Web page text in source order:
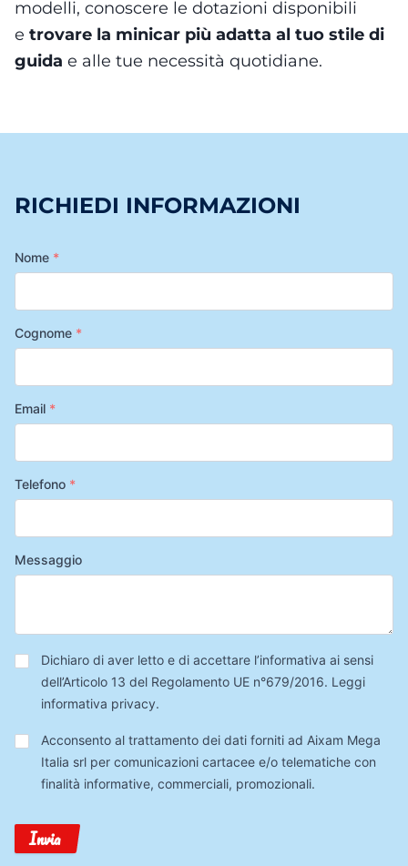
modelli, conoscere le dotazioni disponibili
e trovare la minicar più adatta al tuo stile di
guida e alle tue necessità quotidiane.
RICHIEDI INFORMAZIONI
Nome *
Cognome *
Email *
Telefono *
Messaggio
Privacy*
Dichiaro di aver letto e di accettare l’informativa ai sensi
dell’Articolo 13 del Regolamento UE n°679/2016. Leggi
informativa privacy.
Trattamento
Dati
Acconsento al trattamento dei dati forniti ad Aixam Mega
Italia srl per comunicazioni cartacee e/o telematiche con
finalità informative, commerciali, promozionali.
Invia